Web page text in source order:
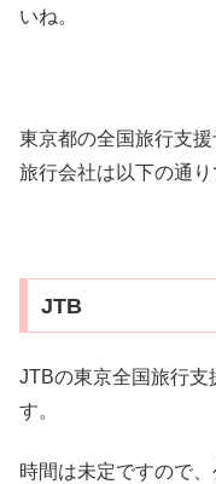
いね。
東京都の全国旅行支
旅行会社は以下の通り
JTB
JTBの東京全国旅行支
す。
時間は未定ですので